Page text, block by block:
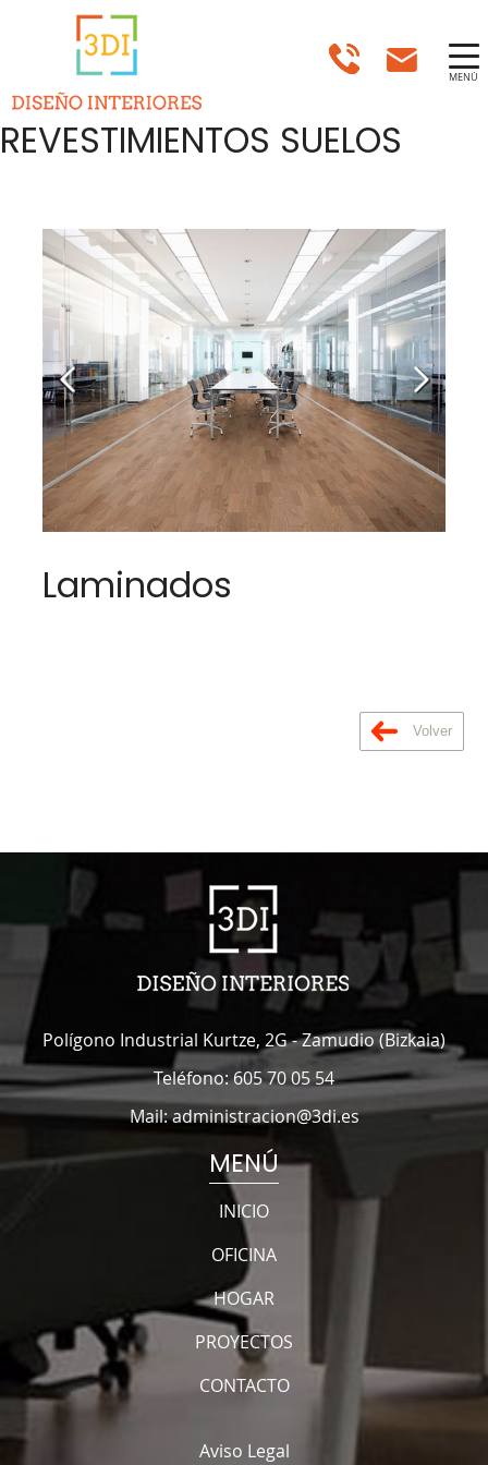
MENÚ
REVESTIMIENTOS SUELOS
Laminados
Volver
Polígono Industrial Kurtze, 2G-Zamudio (Bizkaia)
Teléfono:605 70 05 54
Mail:administracion@3di.es
MENÚ
INICIO
OFICINA
HOGAR
PROYECTOS
CONTACTO
Aviso Legal